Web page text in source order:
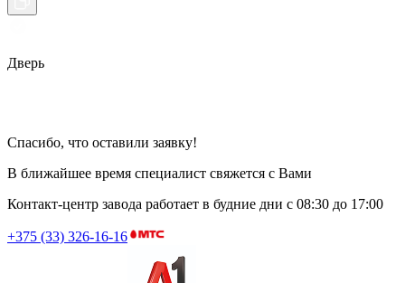
Дверь
Спасибо, что оставили заявку!
В ближайшее время специалист свяжется с Вами
Контакт-центр завода работает в будние дни с 08:30 до 17:00
+375 (33) 326-16-16